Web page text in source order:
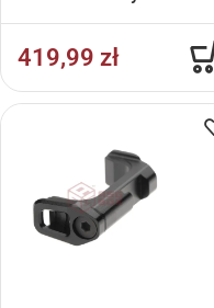
419,99 zł